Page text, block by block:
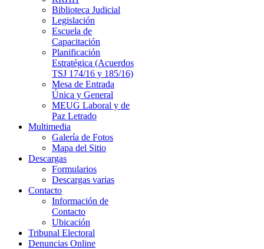
Biblioteca Judicial
Legislación
Escuela de
Capacitación
Planificación
Estratégica (Acuerdos
TSJ 174/16 y 185/16)
Mesa de Entrada
Única y General
MEUG Laboral y de
Paz Letrado
Multimedia
Galería de Fotos
Mapa del Sitio
Descargas
Formularios
Descargas varias
Contacto
Información de
Contacto
Ubicación
Tribunal Electoral
Denuncias Online